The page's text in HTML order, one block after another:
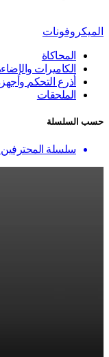
الميكروفونات
المحاكاة
الكاميرات
أذرع التحكم
الملحقات
حسب السلسلة
سلسلة المحترفين PRO